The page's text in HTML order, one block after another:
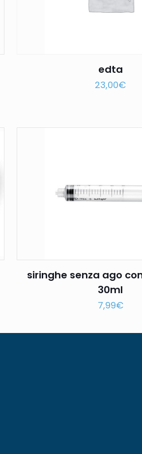
edta
23,00€
siringhe senza ago
30ml
7,99€